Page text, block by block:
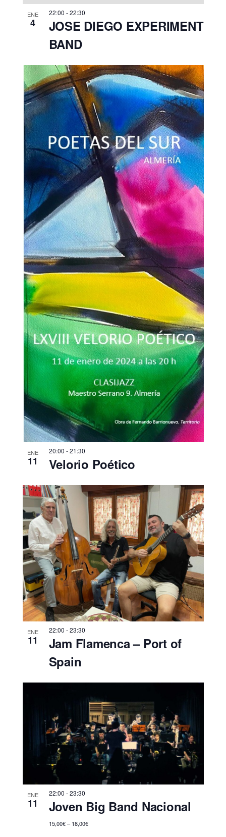
ENE
4
22:00 -22:30
JOSE DIEGO EXPERIMENT
BAND
ENE
11
20:00 -21:30
Velorio Poético
ENE
11
22:00 -23:30
Jam Flamenca – Port of
Spain
ENE
11
22:00 -23:30
Joven Big Band Nacional
15,00€ – 18,00€